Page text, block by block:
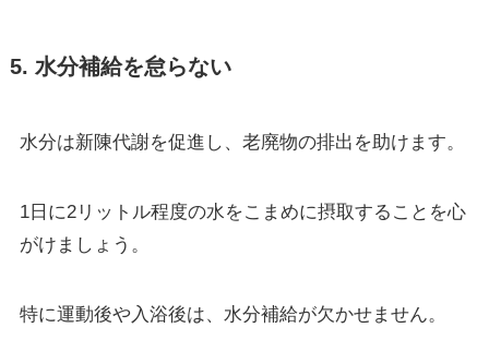
5. 水分補給を怠らない
水分は新陳代謝を促進し、老廃物の排出を助けます。
1日に2リットル程度の水をこまめに摂取することを心
がけましょう。
特に運動後や入浴後は、水分補給が欠かせません。